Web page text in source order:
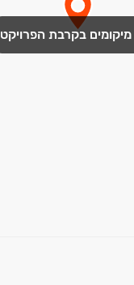
מיקומים בקרבת הפרויקט